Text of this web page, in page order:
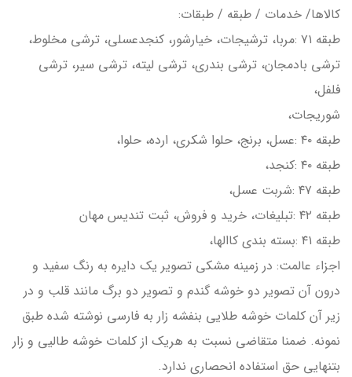
کالاها/ خدمات / طبقه / طبقات:
طبقه ۷۱ :مربا، ترشيجات، خيارشور، کنجدعسلي، ترشي مخلوط،
ترشي بادمجان، ترشي بندري، ترشي ليته، ترشي سير، ترشي
فلفل،
شوريجات،
طبقه ۴۰ :عسل، برنج، حلوا شکري، ارده، حلوا،
طبقه ۴۰ :کنجد،
طبقه ۴۷ :شربت عسل،
طبقه ۴۲ :تبليغات، خريد و فروش، ثبت تندیس مهان
طبقه ۴۱ :بسته بندي کاالها،
اجزاء عالمت: در زمينه مشکي تصوير يک دايره به رنگ سفيد و
درون آن تصوير دو خوشه گندم و تصوير دو برگ مانند قلب و در
زير آن کلمات خوشه طلایی بنفشه زار به فارسي نوشته شده طبق
نمونه. ضمنا متقاضي نسبت به هريک از کلمات خوشه طاليي و زار
بتنهايي حق استفاده انحصاري ندارد.